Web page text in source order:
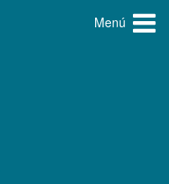
Menú